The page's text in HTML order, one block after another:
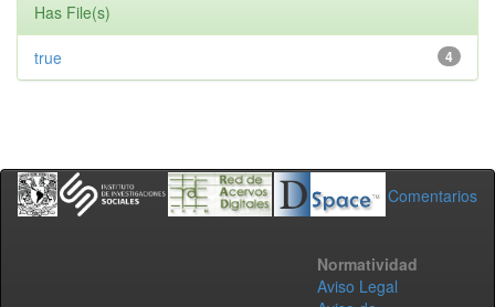
Has File(s)
4
true
Comentarios
Normatividad
Aviso Legal